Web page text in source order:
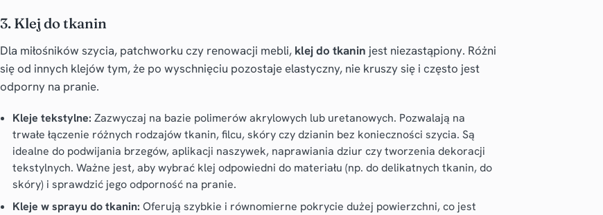
3. Klej do tkanin
Dla miłośników szycia, patchworku czy renowacji mebli, klej do tkanin jest niezastąpiony. Różni
się od innych klejów tym, że po wyschnięciu pozostaje elastyczny, nie kruszy się i często jest
odporny na pranie.
Kleje tekstylne: Zazwyczaj na bazie polimerów akrylowych lub uretanowych. Pozwalają na
trwałe łączenie różnych rodzajów tkanin, filcu, skóry czy dzianin bez konieczności szycia. Są
idealne do podwijania brzegów, aplikacji naszywek, naprawiania dziur czy tworzenia dekoracji
tekstylnych. Ważne jest, aby wybrać klej odpowiedni do materiału (np. do delikatnych tkanin, do
skóry) i sprawdzić jego odporność na pranie.
Kleje w sprayu do tkanin: Oferują szybkie i równomierne pokrycie dużej powierzchni, co jest